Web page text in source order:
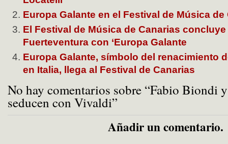
Europa Galante en el Festival de Música de
El Festival de Música de Canarias
Fuerteventura con ‘Europa Galante
Europa Galante, símbolo del renacimiento
en Italia, llega al Festival de Canarias
No hay comentarios sobre “Fabio Biondi
seducen con Vivaldi”
Añadir un comentario.